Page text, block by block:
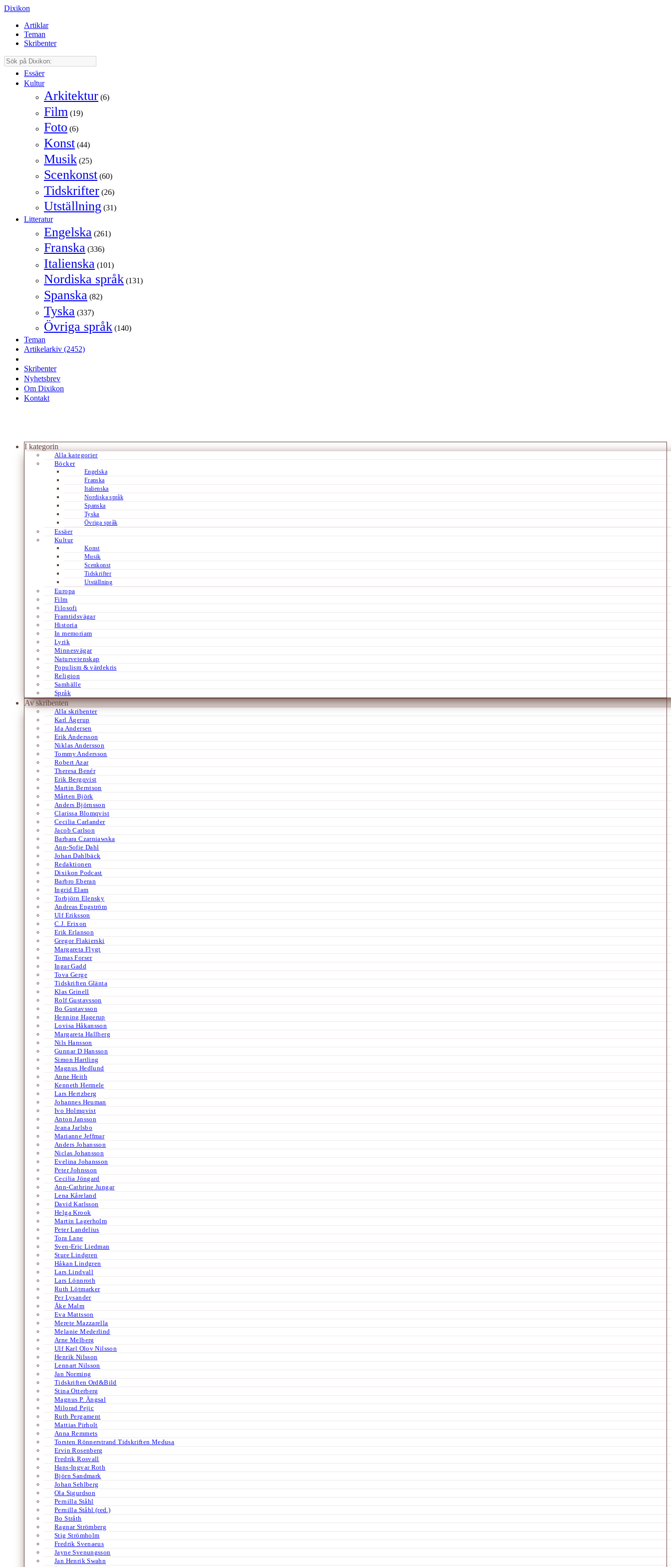
Dixikon
Artiklar
Teman
Skribenter
Essäer
Kultur
Arkitektur (6)
Film (19)
Foto (6)
Konst (44)
Musik (25)
Scenkonst (60)
Tidskrifter (26)
Utställning (31)
Litteratur
Engelska (261)
Franska (336)
Italienska (101)
Nordiska språk (131)
Spanska (82)
Tyska (337)
Övriga språk (140)
Teman
Artikelarkiv (2452)
Skribenter
Nyhetsbrev
Om Dixikon
Kontakt
I kategorin
Alla kategorier
Böcker
Engelska
Franska
Italienska
Nordiska språk
Spanska
Tyska
Övriga språk
Essäer
Kultur
Konst
Musik
Scenkonst
Tidskrifter
Utställning
Europa
Film
Filosofi
Framtidsvägar
Historia
In memoriam
Lyrik
Minnesvägar
Naturvetenskap
Populism & värdekris
Religion
Samhälle
Språk
Av skribenten
Alla skribenter
Karl Ågerup
Ida Andersen
Erik Andersson
Niklas Andersson
Tommy Andersson
Robert Azar
Theresa Benér
Erik Bergqvist
Martin Berntson
Mårten Björk
Anders Björnsson
Clarissa Blomqvist
Cecilia Carlander
Jacob Carlson
Barbara Czarniawska
Ann-Sofie Dahl
Johan Dahlbäck
Redaktionen
Dixikon Podcast
Barbro Eberan
Ingrid Elam
Torbjörn Elensky
Andreas Engström
Ulf Eriksson
C.J. Erixon
Erik Erlanson
Gregor Flakierski
Margareta Flygt
Tomas Forser
Ingar Gadd
Tova Gerge
Tidskriften Glänta
Klas Grinell
Rolf Gustavsson
Bo Gustavsson
Henning Hagerup
Lovisa Håkansson
Margareta Hallberg
Nils Hansson
Gunnar D Hansson
Simon Hartling
Magnus Hedlund
Anne Heith
Kenneth Hermele
Lars Hertzberg
Johannes Heuman
Ivo Holmqvist
Anton Jansson
Jeana Jarlsbo
Marianne Jeffmar
Anders Johansson
Niclas Johansson
Evelina Johansson
Peter Johnsson
Cecilia Jöngard
Ann-Cathrine Jungar
Lena Kåreland
David Karlsson
Helga Krook
Martin Lagerholm
Peter Landelius
Tora Lane
Sven-Eric Liedman
Sture Lindgren
Håkan Lindgren
Lars Lindvall
Lars Lönnroth
Ruth Lötmarker
Per Lysander
Åke Malm
Eva Mattsson
Merete Mazzarella
Melanie Mederlind
Arne Melberg
Ulf Karl Olov Nilsson
Henrik Nilsson
Lennart Nilsson
Jan Norming
Tidskriften Ord&Bild
Stina Otterberg
Magnus P. Ängsal
Milorad Pejic
Ruth Pergament
Mattias Pirholt
Anna Remmets
Torsten Rönnerstrand Tidskriften Medusa
Ervin Rosenberg
Fredrik Rosvall
Hans-Ingvar Roth
Björn Sandmark
Johan Sehlberg
Ola Sigurdson
Pernilla Ståhl
Pernilla Ståhl (red.)
Bo Stråth
Ragnar Strömberg
Stig Strömholm
Fredrik Svenaeus
Jayne Svenungsson
Jan Henrik Swahn